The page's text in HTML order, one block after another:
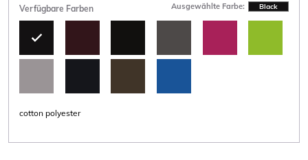
Verfügbare Farben Ausgewählte Farbe: Black
cotton polyester